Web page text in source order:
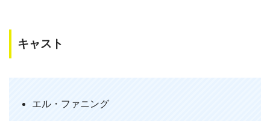
要素も多く、視聴中はずっと胸の中心が
キャスト
エル・ファニング